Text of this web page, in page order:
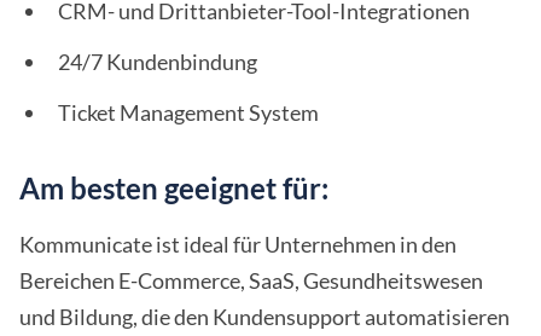
CRM- und Drittanbieter-Tool-Integrationen
24/7 Kundenbindung
Ticket Management System
Am besten geeignet für:
Kommunicate ist ideal für Unternehmen in den
Bereichen E-Commerce, SaaS, Gesundheitswesen
und Bildung, die den Kundensupport automatisieren